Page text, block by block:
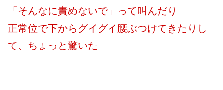
「そんなに責めないで」って叫んだり
正常位で下からグイグイ腰ぶつけてきたりし
て、ちょっと驚いた